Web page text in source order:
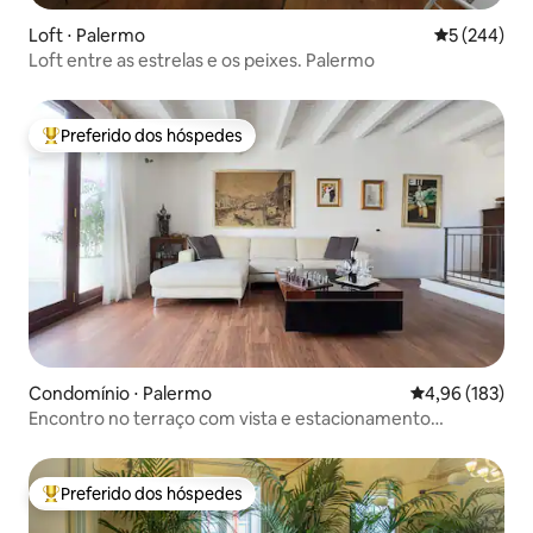
Loft ⋅ Palermo 5 de uma
5 (244)
Loft entre as estrelas e os peixes. Palermo
Entre os melhores preferidos dos hóspedes
Preferido dos hóspedes
Condomínio ⋅ Palermo 4,96 de uma
4,96 (183)
Encontro no terraço com vista e estacionamento
Entre os melhores preferidos dos hóspedes
Preferido dos hóspedes